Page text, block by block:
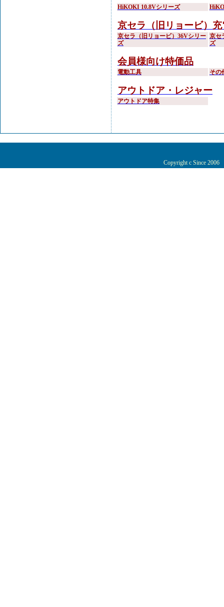
HiKOKI 10.8Vシリーズ
京セラ（旧リョービ）
京セラ（旧リョービ）36Vシリー
ズ
京セ
ズ
会員様向け特価品
電動工具 その
アウトドア・レジャー
アウトドア特集
Copyright c Since